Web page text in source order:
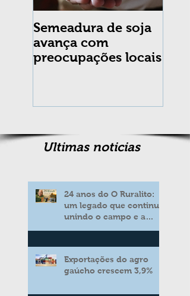
Semeadura de soja
avança com
preocupações locais
Ultimas noticias
24 anos do O Ruralito:
um legado que continua
unindo o campo e a
Exportações do agro
gaúcho crescem 3,9%